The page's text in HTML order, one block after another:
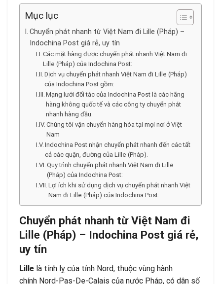
Mục lục
Chuyển phát nhanh từ Việt Nam đi Lille (Pháp) –
Indochina Post giá rẻ, uy tín
Các mặt hàng được chuyển phát nhanh Việt Nam đi
Lille (Pháp) của Indochina Post:
Dịch vụ chuyển phát nhanh Việt Nam đi Lille (Pháp)
của Indochina Post gồm:
Mạng lưới đối tác của Indochina Post là các hãng
hàng không quốc tế và các công ty chuyển phát
nhanh hàng đầu.
Chúng tôi vận chuyển hàng hóa tại mọi nơi ở Việt
Nam
Indochina Post nhận chuyển phát nhanh đến các tất
cả các quận, đường của Lille (Pháp).
Quy trình chuyển phát nhanh Việt Nam đi Lille
(Pháp) của Indochina Post:
Lợi ích khi sử dụng dịch vụ chuyển phát nhanh Việt
Nam đi Lille (Pháp) của Indochina Post:
Chuyển phát nhanh từ Việt Nam đi
Lille (Pháp) – Indochina Post giá rẻ,
uy tín
Lille là tỉnh lỵ của tỉnh Nord, thuộc vùng hành
chính Nord-Pas-De-Calais của nước Pháp, có dân số